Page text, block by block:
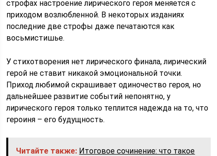
строфах настроение лирического героя меняется с
приходом возлюбленной. В некоторых изданиях
последние две строфы даже печатаются как
восьмистишье.
У стихотворения нет лирического финала, лирический
герой не ставит никакой эмоциональной точки.
Приход любимой скрашивает одиночество героя, но
дальнейшее развитие событий непонятно, у
лирического героя только теплится надежда на то, что
героиня – его будущность.
Читайте также: Итоговое сочинение: что такое